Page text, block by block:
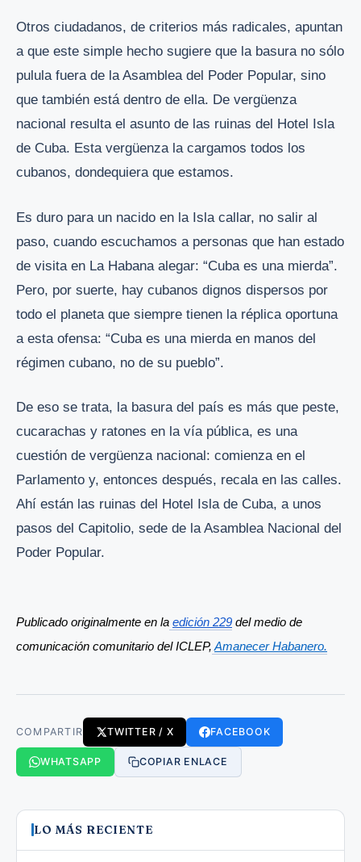
Otros ciudadanos, de criterios más radicales, apuntan
a que este simple hecho sugiere que la basura no sólo
pulula fuera de la Asamblea del Poder Popular, sino
que también está dentro de ella. De vergüenza
nacional resulta el asunto de las ruinas del Hotel Isla
de Cuba. Esta vergüenza la cargamos todos los
cubanos, dondequiera que estamos.
Es duro para un nacido en la Isla callar, no salir al
paso, cuando escuchamos a personas que han estado
de visita en La Habana alegar: “Cuba es una mierda”.
Pero, por suerte, hay cubanos dignos dispersos por
todo el planeta que siempre tienen la réplica oportuna
a esta ofensa: “Cuba es una mierda en manos del
régimen cubano, no de su pueblo”.
De eso se trata, la basura del país es más que peste,
cucarachas y ratones en la vía pública, es una
cuestión de vergüenza nacional: comienza en el
Parlamento y, entonces después, recala en las calles.
Ahí están las ruinas del Hotel Isla de Cuba, a unos
pasos del Capitolio, sede de la Asamblea Nacional del
Poder Popular.
Publicado originalmente en la edición 229 del medio de
comunicación comunitario del ICLEP, Amanecer Habanero.
COMPARTIR TWITTER / X FACEBOOK
WHATSAPP COPIAR ENLACE
LO MÁS RECIENTE